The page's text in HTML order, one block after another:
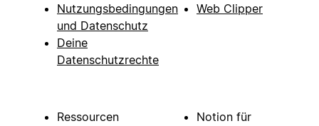
Nutzungsbedingungen
und Datenschutz
Deine
Datenschutzrechte
Web Clipper
Ressourcen
Notion für